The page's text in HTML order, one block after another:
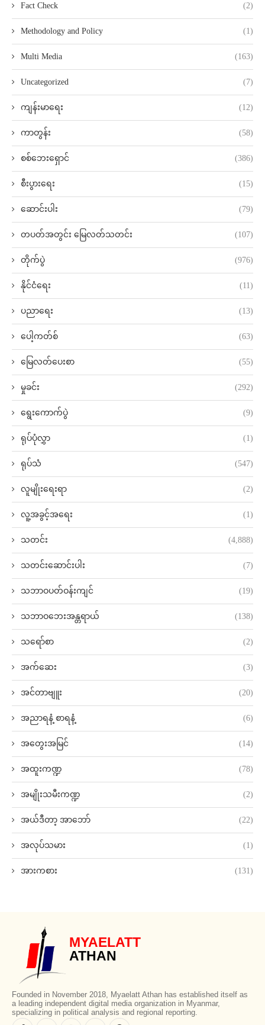
Fact Check (2)
Methodology and Policy (1)
Multi Media (163)
Uncategorized (7)
ကျန်းမာရေး (12)
ကာတွန်း (58)
စစ်ဘေးရှောင် (386)
စီးပွားရေး (15)
ဆောင်းပါး (79)
တပတ်အတွင်း မြေလတ်သတင်း (107)
တိုက်ပွဲ (976)
နိုင်ငံရေး (11)
ပညာရေး (13)
ပေါ့ကတ်စ် (63)
မြေလတ်ပေးစာ (55)
မှုခင်း (292)
ရွေးကောက်ပွဲ (9)
ရုပ်ပုံလွှာ (1)
ရုပ်သံ (547)
လူမျိုးရေးရာ (2)
လူ့အခွင့်အရေး (1)
သတင်း (4,888)
သတင်းဆောင်းပါး (7)
သဘာဝပတ်ဝန်းကျင် (19)
သဘာဝဘေးအန္တရာယ် (138)
သရော်စာ (2)
အက်ဆေး (3)
အင်တာဗျူး (20)
အညာရနံ့ စာရနံ့ (6)
အတွေးအမြင် (14)
အထူးကဏ္ဍ (78)
အမျိုးသမီးကဏ္ဍ (2)
အယ်ဒီတာ့ အာဘော် (22)
အလုပ်သမား (1)
အားကစား (131)
MYAELATT
ATHAN
Founded in November 2018, Myaelatt Athan has established itself as
a leading independent digital media organization in Myanmar,
specializing in political analysis and regional reporting.